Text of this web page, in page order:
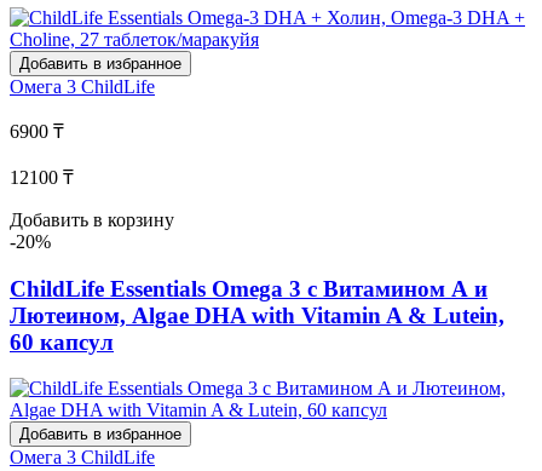
Добавить в избранное
Омега 3 ChildLife
6900 ₸
12100 ₸
Добавить в корзину
-20%
ChildLife Essentials Omega 3 с Витамином А и
Лютеином, Algae DHA with Vitamin A & Lutein,
60 капсул
Добавить в избранное
Омега 3 ChildLife